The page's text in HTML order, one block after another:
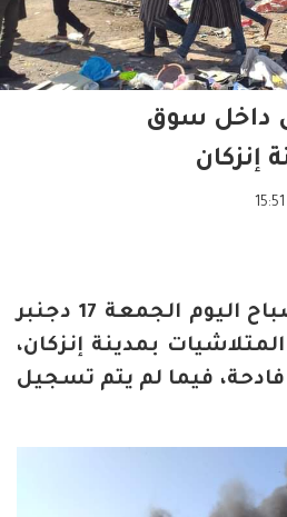
داخل سوق
إنزكان
اندلع حريق مهول صباح اليوم الجمعة 17 دجنبر
بمدينة إنزكان،
فيما لم يتم تسجيل